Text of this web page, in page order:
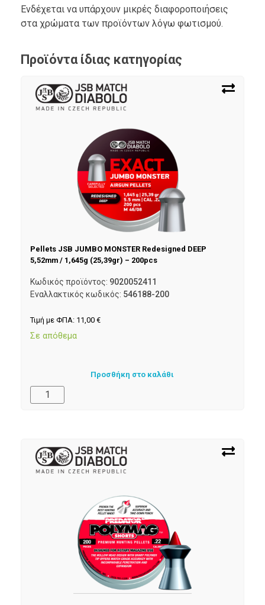
Ενδέχεται να υπάρχουν μικρές διαφοροποιήσεις
στα χρώματα των προϊόντων λόγω φωτισμού.
Προϊόντα ίδιας κατηγορίας
Pellets JSB JUMBO MONSTER Redesigned DEEP
5,52mm / 1,645g (25,39gr) – 200pcs
Κωδικός προϊόντος: 9020052411
Εναλλακτικός κωδικός: 546188-200
Τιμή με ΦΠΑ: 11,00 €
Σε απόθεμα
Προσθήκη στο καλάθι